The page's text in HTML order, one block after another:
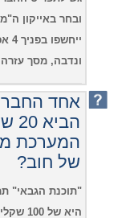
ובחר באייקון
ונדבה, מסך
המערכת
של חוב?
"תוכנת הגבאי"
היא